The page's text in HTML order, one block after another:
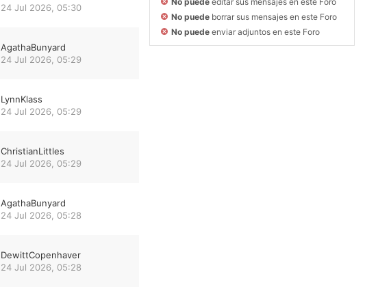
24 Jul 2026, 05:30
AgathaBunyard
24 Jul 2026, 05:29
LynnKlass
24 Jul 2026, 05:29
ChristianLittles
24 Jul 2026, 05:29
AgathaBunyard
24 Jul 2026, 05:28
DewittCopenhaver
24 Jul 2026, 05:28
No puede borrar sus mensajes en este Foro
No puede enviar adjuntos en este Foro